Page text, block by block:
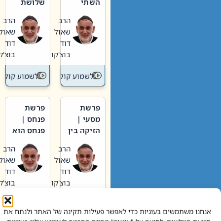
אנחנו משתמשים בעוגיות כדי לאפשר פעילות תקינה של האתר ולנתח את
וערב של
חיינו
הרב
שאול
דוד
בוצ'קו
לשמוע קול תורה – מדרש
האבות
הרב
שאול
דוד
בוצ'קו
לשמוע קול
פרשת
מסעי |
הזיקה בין
הגדול לעם הרב
שאול
דוד
בוצ'קו
לשמוע קול תורה – מדרש
פרשת
פנחס |
פנחס הוא
אליהו: בין
קנאות
הורסת
לקנאות
בונה
הרב
שאול
דוד
בוצ'קו
לשמוע קול